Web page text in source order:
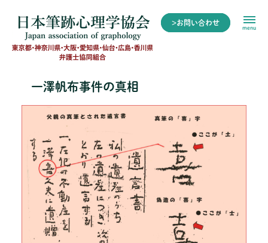
>お問い合わせ
menu
一澤帆布事件の真相